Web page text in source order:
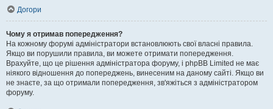
Догори
Чому я отримав попередження?
На кожному форумі адміністратори встановлюють свої власні правила.
Якщо ви порушили правила, ви можете отримати попередження.
Врахуйте, що це рішення адміністратора форуму, і phpBB Limited не має
ніякого відношення до попереджень, винесеним на даному сайті. Якщо ви
не знаєте, за що отримали попередження, зв'яжіться з адміністратором
форуму.